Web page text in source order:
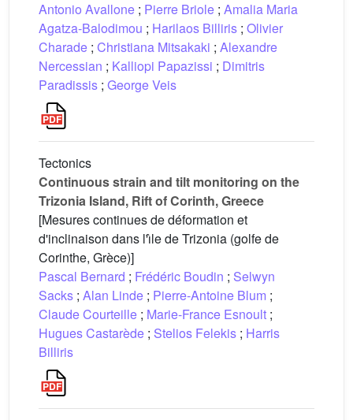
Antonio Avallone ; Pierre Briole ; Amalia Maria
Agatza-Balodimou ; Harilaos Billiris ; Olivier
Charade ; Christiana Mitsakaki ; Alexandre
Nercessian ; Kalliopi Papazissi ; Dimitris
Paradissis ; George Veis
Tectonics
Continuous strain and tilt monitoring on the
Trizonia Island, Rift of Corinth, Greece
[Mesures continues de déformation et
d'inclinaison dans l'ı̂le de Trizonia (golfe de
Corinthe, Grèce)]
Pascal Bernard ; Frédéric Boudin ; Selwyn
Sacks ; Alan Linde ; Pierre-Antoine Blum ;
Claude Courteille ; Marie-France Esnoult ;
Hugues Castarède ; Stelios Felekis ; Harris
Billiris